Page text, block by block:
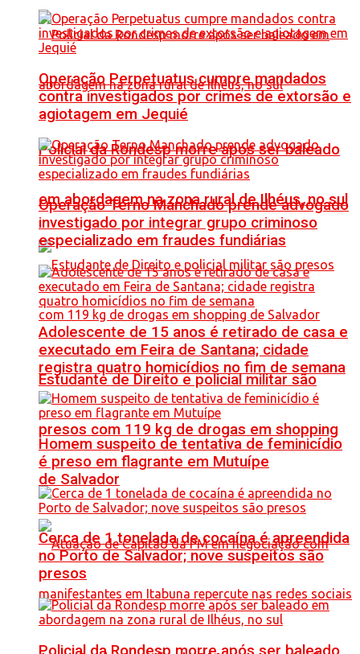
Policial da Rondesp morre após ser baleado
em abordagem na zona rural de Ilhéus, no sul
Estudante de Direito e policial militar são
presos com 119 kg de drogas em shopping
de Salvador
Operação Perpetuatus cumpre mandados
contra investigados por crimes de extorsão e
agiotagem em Jequié
Operação Terno Manchado prende advogado
investigado por integrar grupo criminoso
especializado em fraudes fundiárias
Adolescente de 15 anos é retirado de casa e
executado em Feira de Santana; cidade
registra quatro homicídios no fim de semana
Homem suspeito de tentativa de feminicídio
é preso em flagrante em Mutuípe
Cerca de 1 tonelada de cocaína é apreendida
no Porto de Salvador; nove suspeitos são
presos